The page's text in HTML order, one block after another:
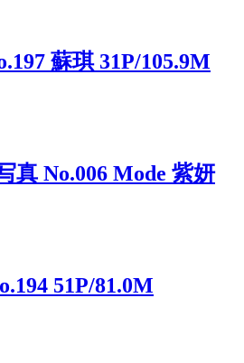
蘇琪 31P/105.9M
真 No.006 Mode 紫妍
51P/81.0M